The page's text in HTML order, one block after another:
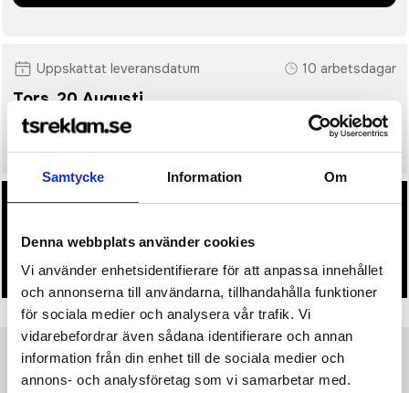
Samtycke Information Om
Denna webbplats använder cookies
Vi använder enhetsidentifierare för att anpassa innehållet
och annonserna till användarna, tillhandahålla funktioner
för sociala medier och analysera vår trafik. Vi
vidarebefordrar även sådana identifierare och annan
information från din enhet till de sociala medier och
annons- och analysföretag som vi samarbetar med.
Uppskattat leveransdatum 10 arbetsdagar
Tors. 20 Augusti
• Snabbare leverans? Ange önskat leveransdatum i kassan.
innan beställningen blir bindande.
• Tryckfil/er logo laddas upp i kassan.
ProduktinformationSpecifikationer PristabellRecensioner